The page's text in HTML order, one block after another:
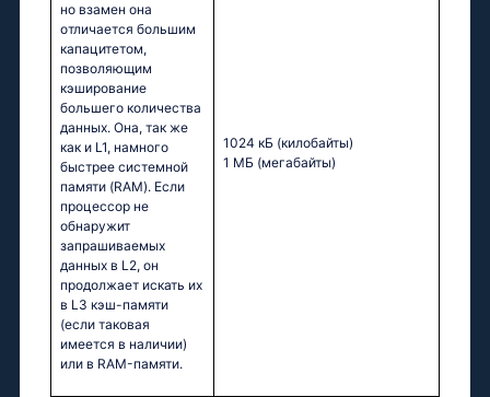
но взамен она
отличается большим
капацитетом,
позволяющим
кэширование
большего количества
данных. Она, так же
как и L1, намного
быстрее системной
памяти (RAM). Если
процессор не
обнаружит
запрашиваемых
данных в L2, он
продолжает искать их
в L3 кэш-памяти
(если таковая
имеется в наличии)
или в RAM-памяти.
1024 кБ (килобайты)
1 МБ (мегабайты)